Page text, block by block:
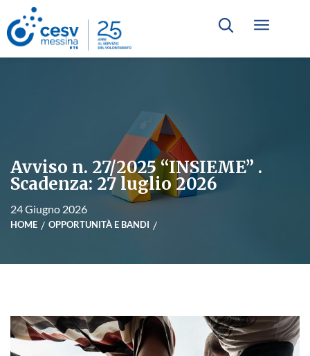
Avviso n. 27/2025 “INSIEME” .
Scadenza: 27 luglio 2026
24 Giugno 2026
HOME OPPORTUNITÀ E BANDI